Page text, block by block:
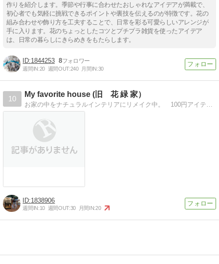
作りを紹介します。季節や行事に合わせたおしゃれなアイデアが満載で、
初心者でも気軽に挑戦できるポイントや裏技を伝えるのが特徴です。花の
組み合わせや飾り方を工夫することで、日常を彩る可愛らしいアレンジが
手に入ります。花のちょっとしたコツとプチプラ雑貨を使ったアイデア
は、日常の暮らしにきらめきをもたらします。
1844253 8
週間IN:20 週間OUT:240 月間IN:30
10
My favorite house (旧 花 緑 家）
お家の中をナチュラルインテリアにリメイク中。 100円アイテムや、ガーデニングの話も！ 楽しく、自分らしく暮らす日々を綴っています。
1838906
週間IN:10 週間OUT:30 月間IN:20